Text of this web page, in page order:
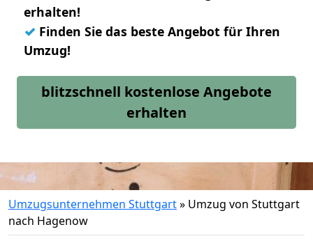
erhalten!
✓ Finden Sie das beste Angebot für Ihren
Umzug!
blitzschnell kostenlose Angebote
erhalten
Umzugsunternehmen Stuttgart» Umzug von Stuttgart
nach Hagenow